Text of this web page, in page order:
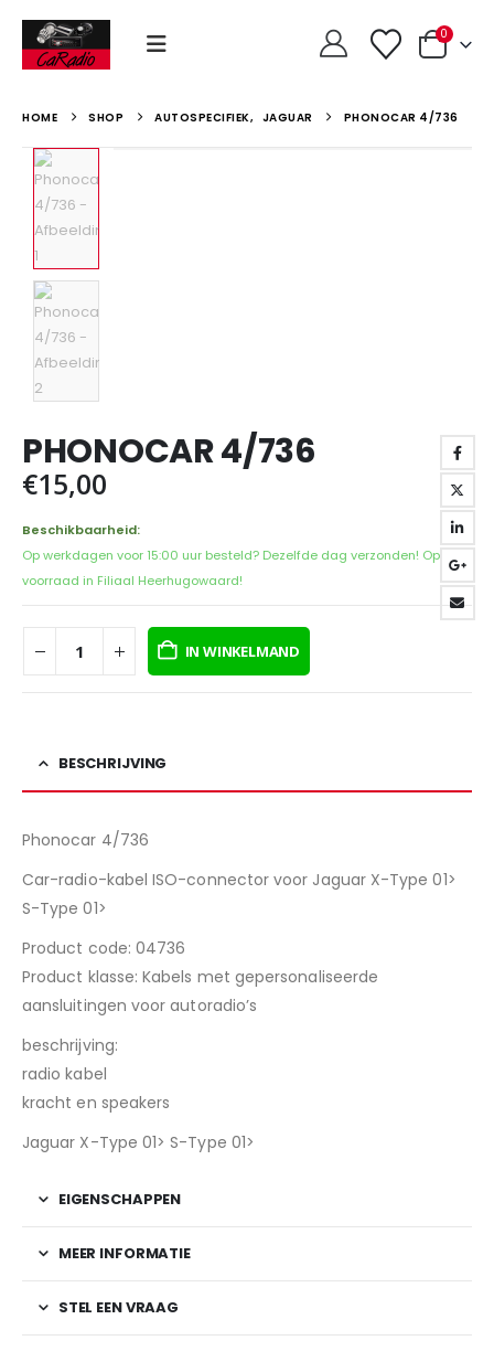
0
HOME SHOP AUTOSPECIFIEK, JAGUAR PHONOCAR 4/736
PHONOCAR 4/736
€15,00
Beschikbaarheid:
Op werkdagen voor 15:00 uur besteld? Dezelfde dag verzonden! Op
voorraad in Filiaal Heerhugowaard!
IN WINKELMAND
BESCHRIJVING
Phonocar 4/736
Car-radio-kabel ISO-connector voor Jaguar X-Type 01>
S-Type 01>
Product code: 04736
Product klasse: Kabels met gepersonaliseerde
aansluitingen voor autoradio’s
beschrijving:
radio kabel
kracht en speakers
Jaguar X-Type 01> S-Type 01>
EIGENSCHAPPEN
MEER INFORMATIE
STEL EEN VRAAG